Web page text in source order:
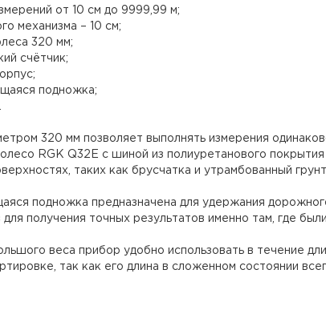
от 10 см до 9999,99 м;
механизма – 10 см;
320 мм;
счётчик;
подножка;
320 мм позволяет выполнять измерения
RGK Q32E с шиной из полиуретанового
таких как брусчатка и утрамбованный грунт.
подножка предназначена для удержания
для получения точных результатов именно там, где
веса прибор удобно использовать в течение
так как его длина в сложенном состоянии